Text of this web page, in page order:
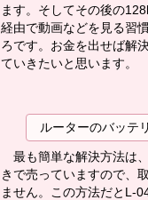
ます。そしてその後の
経由で動画などを見る習
ろです。お金を出せば解
ていきたいと思います。
ルーターのバッテ
最も簡単な解決方法は
きで売っていますので、
ません。この方法だとL-